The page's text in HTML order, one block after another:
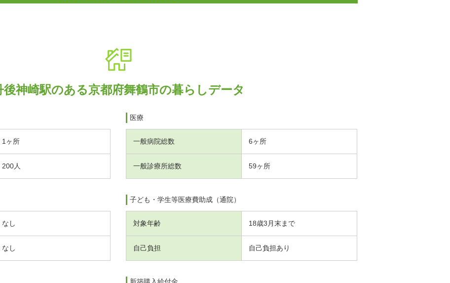
後神崎駅のある京都府舞鶴市の暮らしデータ
1ヶ所
200人
医療
一般病院総数 6ヶ所
一般診療所総数 59ヶ所
なし
なし
子ども・学生等医療費助成（通院）
対象年齢 18歳3月末まで
自己負担 自己負担あり